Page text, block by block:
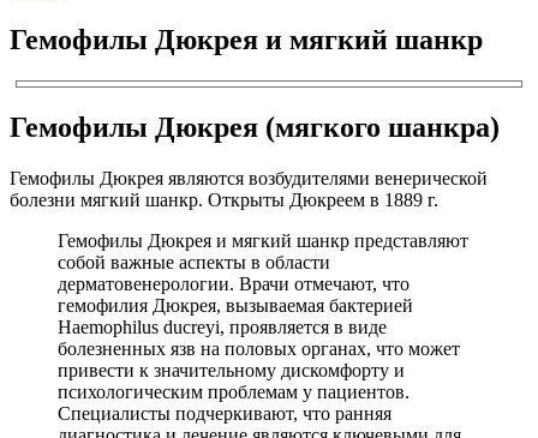
Гемофилы Дюкрея и мягкий шанкр
Гемофилы Дюкрея (мягкого шанкра)
Гемофилы Дюкрея являются возбудителями венерической
болезни мягкий шанкр. Открыты Дюкреем в 1889 г.
Гемофилы Дюкрея и мягкий шанкр представляют
собой важные аспекты в области
дерматовенерологии. Врачи отмечают, что
гемофилия Дюкрея, вызываемая бактерией
Haemophilus ducreyi, проявляется в виде
болезненных язв на половых органах, что может
привести к значительному дискомфорту и
психологическим проблемам у пациентов.
Специалисты подчеркивают, что ранняя